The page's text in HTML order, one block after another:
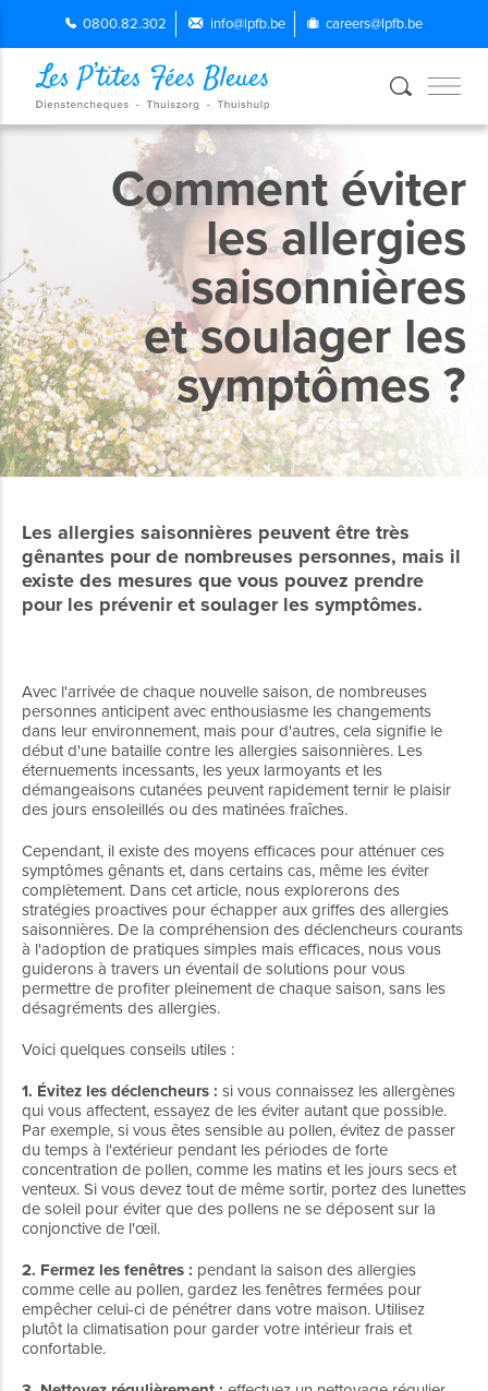
0800.82.302 info@lpfb.be careers@lpfb.be
Comment éviter
les allergies
saisonnières
et soulager les
symptômes ?
Les allergies saisonnières peuvent être très
gênantes pour de nombreuses personnes, mais il
existe des mesures que vous pouvez prendre
pour les prévenir et soulager les symptômes.
Avec l'arrivée de chaque nouvelle saison, de nombreuses
personnes anticipent avec enthousiasme les changements
dans leur environnement, mais pour d'autres, cela signifie le
début d'une bataille contre les allergies saisonnières. Les
éternuements incessants, les yeux larmoyants et les
démangeaisons cutanées peuvent rapidement ternir le plaisir
des jours ensoleillés ou des matinées fraîches.
Cependant, il existe des moyens efficaces pour atténuer ces
symptômes gênants et, dans certains cas, même les éviter
complètement. Dans cet article, nous explorerons des
stratégies proactives pour échapper aux griffes des allergies
saisonnières. De la compréhension des déclencheurs courants
à l'adoption de pratiques simples mais efficaces, nous vous
guiderons à travers un éventail de solutions pour vous
permettre de profiter pleinement de chaque saison, sans les
désagréments des allergies.
Voici quelques conseils utiles :
1. Évitez les déclencheurs : si vous connaissez les allergènes
qui vous affectent, essayez de les éviter autant que possible.
Par exemple, si vous êtes sensible au pollen, évitez de passer
du temps à l'extérieur pendant les périodes de forte
concentration de pollen, comme les matins et les jours secs et
venteux. Si vous devez tout de même sortir, portez des lunettes
de soleil pour éviter que des pollens ne se déposent sur la
conjonctive de l'œil.
2. Fermez les fenêtres : pendant la saison des allergies
comme celle au pollen, gardez les fenêtres fermées pour
empêcher celui-ci de pénétrer dans votre maison. Utilisez
plutôt la climatisation pour garder votre intérieur frais et
confortable.